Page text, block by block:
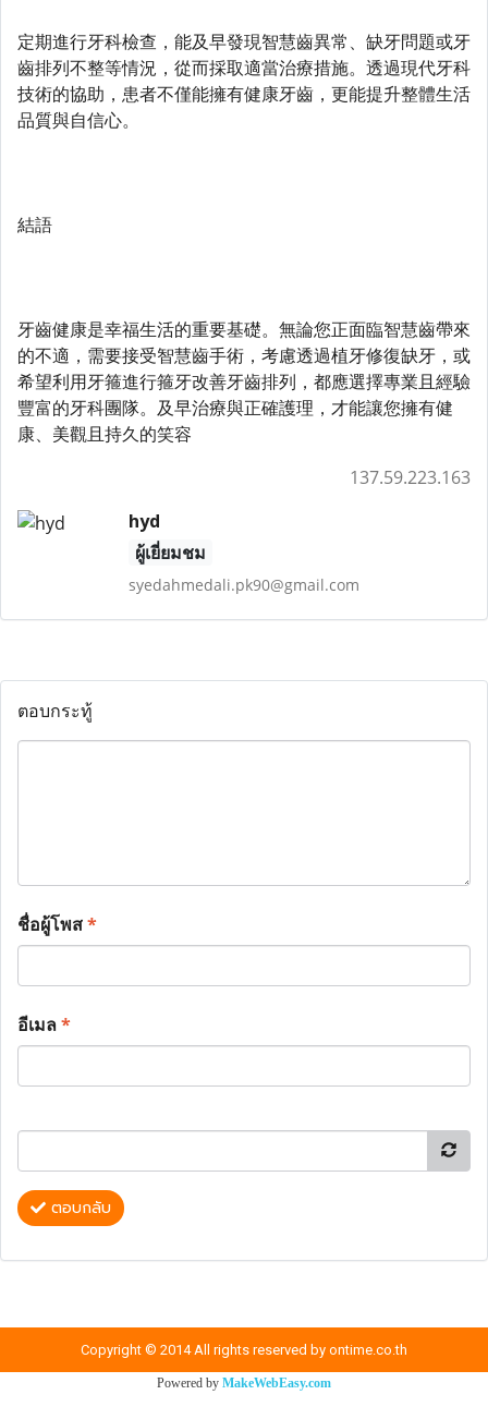
定期進行牙科檢查，能及早發現智慧齒異常、缺牙問題或牙
齒排列不整等情況，從而採取適當治療措施。透過現代牙科
技術的協助，患者不僅能擁有健康牙齒，更能提升整體生活
品質與自信心。
結語
牙齒健康是幸福生活的重要基礎。無論您正面臨智慧齒帶來
的不適，需要接受智慧齒手術，考慮透過植牙修復缺牙，或
希望利用牙箍進行箍牙改善牙齒排列，都應選擇專業且經驗
豐富的牙科團隊。及早治療與正確護理，才能讓您擁有健
康、美觀且持久的笑容
137.59.223.163
hyd
ผู้เยี่ยมชม
syedahmedali.pk90@gmail.com
ตอบกระทู้
ชื่อผู้โพส*
อีเมล*
ตอบกลับ
Copyright © 2014 All rights reserved by ontime.co.th
Powered by MakeWebEasy.com